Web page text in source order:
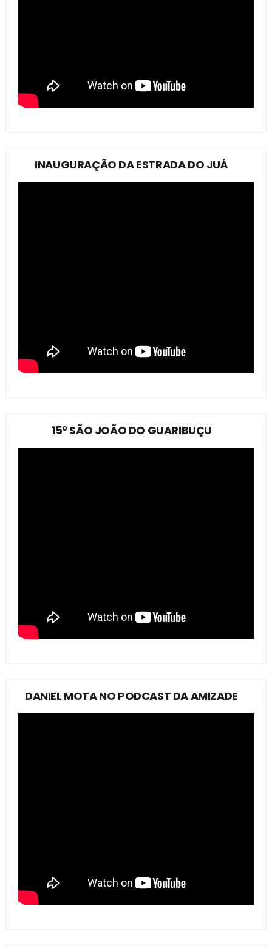
INAUGURAÇÃO DA ESTRADA DO JUÁ
15º SÃO JOÃO DO GUARIBUÇU
DANIEL MOTA NO PODCAST DA AMIZADE